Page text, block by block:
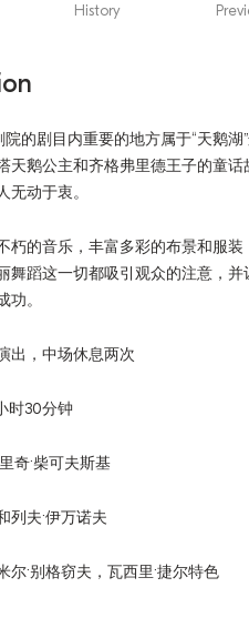
History
院的剧目内重要的地方属于“天鹅湖
天鹅公主和齐格弗里德王子的童话
无动于衷。
朽的音乐，丰富多彩的布景和服装
舞蹈这一切都吸引观众的注意，并
功。
出，中场休息两次
时30分钟
奇·柴可夫斯基
列夫·伊万诺夫
尔·别格窃夫，瓦西里·捷尔特色